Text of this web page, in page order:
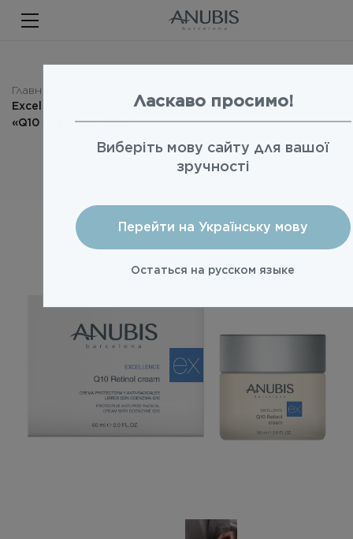
ЛИЦО
SPA
БРЕНДИРОВАННАЯ ПРОДУКЦИЯ
Бесплатная консультация
Вход/Регистрация
Главная
Excellence Q10-Retinol Cream / Омолаживающий крем
«Q10 Ретинол» 60ml
Ласкаво просимо!
Виберіть мову сайту для вашої
зручності
Перейти на Українську мову
Остаться на русском языке